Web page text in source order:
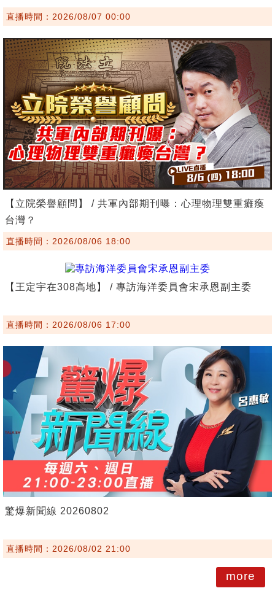
直播時間：2026/08/07 00:00
【立院榮譽顧問】 / 共軍內部期刊曝：心理物理雙重癱瘓
台灣？
直播時間：2026/08/06 18:00
【王定宇在308高地】 / 專訪海洋委員會宋承恩副主委
直播時間：2026/08/06 17:00
驚爆新聞線 20260802
直播時間：2026/08/02 21:00
more